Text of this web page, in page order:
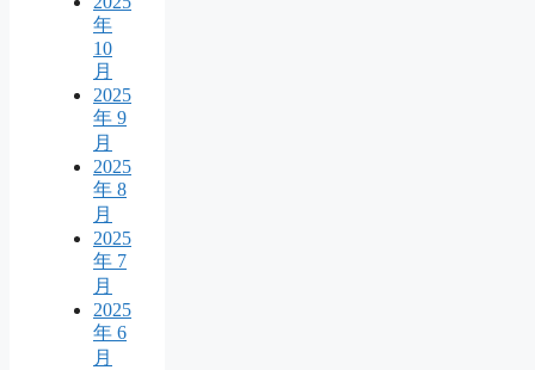
年
10
月
2025
年 9
月
2025
年 8
月
2025
年 7
月
2025
年 6
月